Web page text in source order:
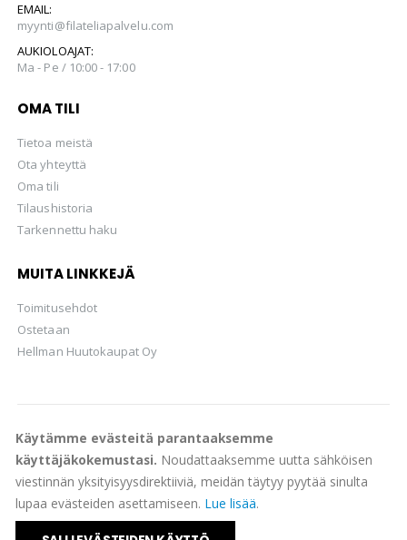
Käytämme evästeitä parantaaksemme
käyttäjäkokemustasi. Noudattaaksemme uutta sähköisen
viestinnän yksityisyysdirektiiviä, meidän täytyy pyytää sinulta
lupaa evästeiden asettamiseen. Lue lisää.
EMAIL:
myynti@filateliapalvelu.com
AUKIOLOAJAT:
Ma - Pe / 10:00 - 17:00
OMA TILI
Tietoa meistä
Ota yhteyttä
Oma tili
Tilaushistoria
Tarkennettu haku
MUITA LINKKEJÄ
Toimitusehdot
Ostetaan
Hellman Huutokaupat Oy
© Suomen Filateliapalvelu Oy 2022. All Rights Reserved.